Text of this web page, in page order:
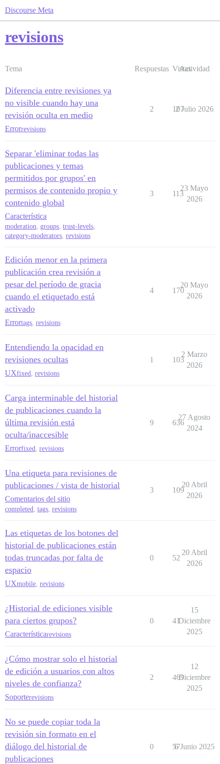
Discourse Meta
revisions
Tema Respuestas Vistas
Actividad
Diferencia entre revisiones ya
no visible cuando hay una
revisión oculta en medio
Errorrevisions
2 107
2 Julio 2026
Separar 'eliminar todas las
publicaciones y temas
permitidos por grupos' en
permisos de contenido propio y
contenido global
Característica
moderation, groups, trust-levels,
category-moderators, revisions
3 113
23 Mayo
2026
Edición menor en la primera
publicación crea revisión a
pesar del período de gracia
cuando el etiquetado está
activado
Errortags revisions
4 170
20 Mayo
2026
Entendiendo la opacidad en
revisiones ocultas
UXfixed revisions
1 103
2 Marzo
2026
Carga interminable del historial
de publicaciones cuando la
última revisión está
oculta/inaccesible
Errorfixed revisions
9 636
27 Agosto
2024
Una etiqueta para revisiones de
publicaciones / vista de historial
Comentarios del sitio
completed, tags, revisions
3 109
20 Abril
2026
Las etiquetas de los botones del
historial de publicaciones están
todas truncadas por falta de
espacio
UXmobile revisions
0 52
20 Abril
2026
¿Historial de ediciones visible
para ciertos grupos?
Característicarevisions
0 41
15
Diciembre
2025
¿Cómo mostrar solo el historial
de edición a usuarios con altos
niveles de confianza?
Soporterevisions
2 469
12
Diciembre
2025
No se puede copiar toda la
revisión sin formato en el
diálogo del historial de
publicaciones
0 57
6 Junio 2025